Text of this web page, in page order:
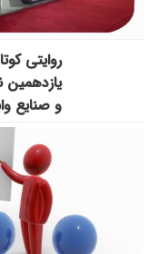
روایتی
و صنایع